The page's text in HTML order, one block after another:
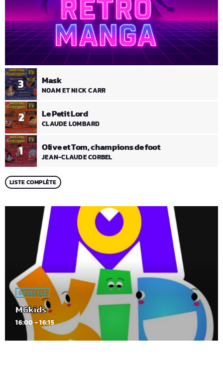
1 Olive et Tom, champions de foot
JEAN-CLAUDE CORBEL
2 Le Petit Lord
CLAUDE LOMBARD
3 Mask
NOAM ET NICK CARR
LISTE COMPLÈTE
LIFESTYLE
M6kids
16:00 - 16:15